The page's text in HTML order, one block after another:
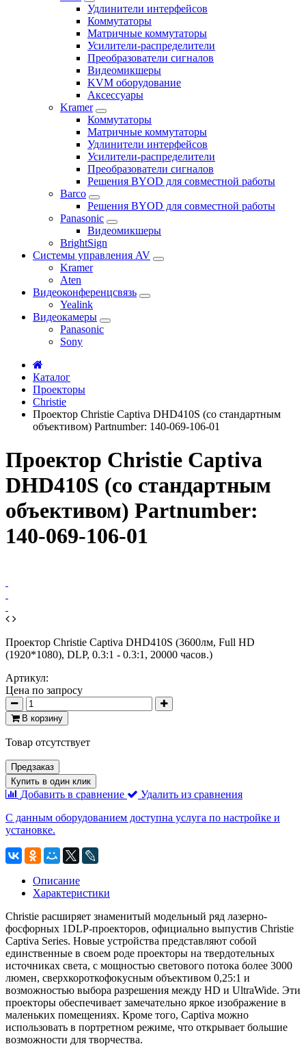
Удлинители интерфейсов
Коммутаторы
Матричные коммутаторы
Усилители-распределители
Преобразователи сигналов
Видеомикшеры
KVM оборудование
Аксессуары
Kramer
Коммутаторы
Матричные коммутаторы
Удлинители интерфейсов
Усилители-распределители
Преобразователи сигналов
Решения BYOD для совместной работы
Barco
Решения BYOD для совместной работы
Panasonic
Видеомикшеры
BrightSign
Системы управления AV
Kramer
Aten
Видеоконференцсвязь
Yealink
Видеокамеры
Panasonic
Sony
Каталог
Проекторы
Christie
Проектор Christie Captiva DHD410S (со стандартным
объективом) Partnumber: 140-069-106-01
Проектор Christie Captiva
DHD410S (со стандартным
объективом) Partnumber:
140-069-106-01
Проектор Christie Captiva DHD410S (3600лм, Full HD
(1920*1080), DLP, 0.3:1 - 0.3:1, 20000 часов.)
Артикул:
Цена по запросу
В корзину
Товар отсутствует
Предзаказ
Купить в один клик
Добавить в сравнение
Удалить из сравнения
С данным оборудованием доступна услуга по настройке и
установке.
Описание
Характеристики
Christie расширяет знаменитый модельный ряд лазерно-
фосфорных 1DLP-проекторов, официально выпустив Christie
Captiva Series. Новые устройства представляют собой
единственные в своем роде проекторы на твердотельных
источниках света, с мощностью светового потока более 3000
люмен, сверхкороткофокусным объективом 0,25:1 и
возможностью выбора разрешения между HD и UltraWide. Эти
проекторы обеспечивает замечательно яркое изображение в
маленьких помещениях. Кроме того, Captiva можно
использовать в портретном режиме, что открывает большие
возможности для творчества.